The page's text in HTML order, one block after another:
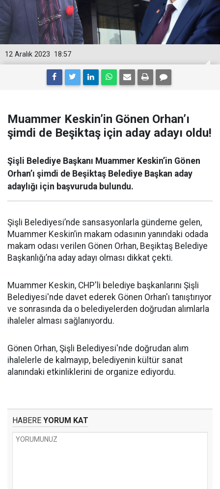
18:57
12 Aralık 2023
Muammer Keskin’in Gönen Orhan’ı
şimdi de Beşiktaş için aday adayı oldu!
Şişli Belediye Başkanı Muammer Keskin’in Gönen
Orhan’ı şimdi de Beşiktaş Belediye Başkan aday
adaylığı için başvuruda bulundu.
Şişli Belediyesi’nde sansasyonlarla gündeme gelen,
Muammer Keskin’in makam odasının yanındaki odada
makam odası verilen Gönen Orhan, Beşiktaş Belediye
Başkanlığı’na aday adayı olması dikkat çekti.
Muammer Keskin, CHP'li belediye başkanlarını Şişli
Belediyesi'nde davet ederek Gönen Orhan'ı tanıştırıyor
ve sonrasında da o belediyelerden doğrudan alımlarla
ihaleler alması sağlanıyordu.
Gönen Orhan, Şişli Belediyesi'nde doğrudan alım
ihalelerle de kalmayıp, belediyenin kültür sanat
alanındaki etkinliklerini de organize ediyordu.
HABERE YORUM KAT